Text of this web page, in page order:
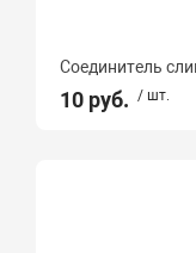
Латунь с
Металл
Соединитель
10 руб. / шт.